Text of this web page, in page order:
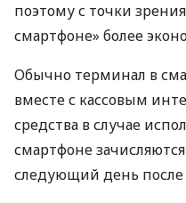
поэтому с точки
смартфоне» более
Обычно терминал в
вместе с кассовым
средства в случае
смартфоне
следующий день